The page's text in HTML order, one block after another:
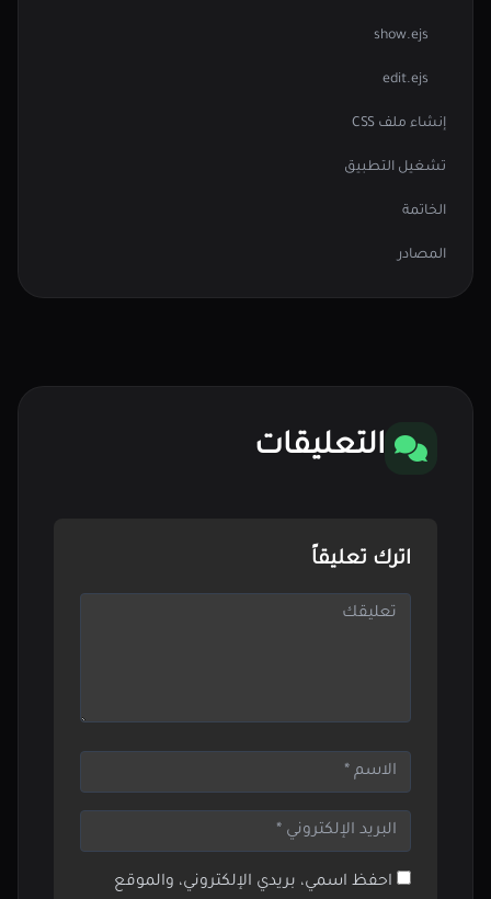
show.ejs
edit.ejs
إنشاء ملف CSS
تشغيل التطبيق
الخاتمة
المصادر
التعليقات
اترك تعليقاً
احفظ اسمي، بريدي الإلكتروني، والموقع